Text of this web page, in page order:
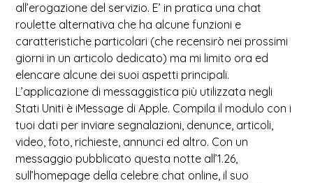
all’erogazione del servizio. E’ in pratica una chat
roulette alternativa che ha alcune funzioni e
caratteristiche particolari (che recensirò nei prossimi
giorni in un articolo dedicato) ma mi limito ora ed
elencare alcune dei suoi aspetti principali.
L’applicazione di messaggistica più utilizzata negli
Stati Uniti è iMessage di Apple. Compila il modulo con i
tuoi dati per inviare segnalazioni, denunce, articoli,
video, foto, richieste, annunci ed altro. Con un
messaggio pubblicato questa notte all’1.26,
sull’homepage della celebre chat online, il suo